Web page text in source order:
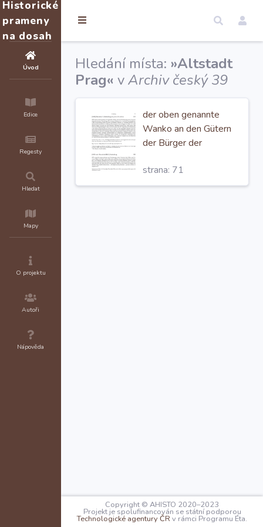
Historické
prameny
na dosah
Úvod
Edice
Regesty
Hledat
Mapy
O projektu
Autoři
Nápověda
Hledání místa: »Altstadt
Prag« vArchiv český 39
der oben genannte
Wanko an den Gütern
der Bürger der
schadlos heilen (bona ...
ad satisfaccionem
strana: 71
Copyright © AHISTO 2020–2023
Projekt je spolufinancován se státní podporou
Technologické agentury ČR v rámci Programu Éta.